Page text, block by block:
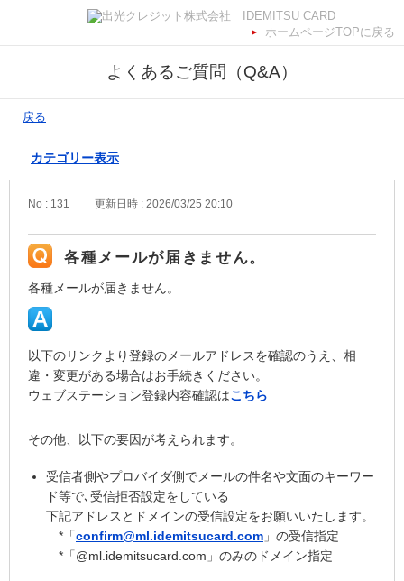
ホームページTOPに戻る
よくあるご質問（Q&A）
戻る
カテゴリー表示
No : 131 更新日時 : 2026/03/25 20:10
各種メールが届きません。
各種メールが届きません。
以下のリンクより登録のメールアドレスを確認のうえ、相
違・変更がある場合はお手続きください。
ウェブステーション登録内容確認はこちら
その他、以下の要因が考えられます。
受信者側やプロバイダ側でメールの件名や文面のキーワー
ド等で､受信拒否設定をしている
下記アドレスとドメインの受信設定をお願いいたします。
*「confirm@ml.idemitsucard.com 」の受信指定
*「@ml.idemitsucard.com」のみのドメイン指定